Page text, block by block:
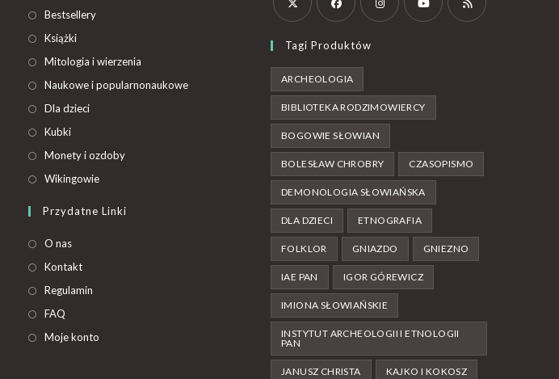
Bestsellery
Książki
Mitologia i wierzenia
Naukowe i popularnonaukowe
Dla dzieci
Kubki
Monety i ozdoby
Wikingowie
Przydatne Linki
O nas
Kontakt
Regulamin
FAQ
Moje konto
Tagi Produktów
ARCHEOLOGIA
BIBLIOTEKA RODZIMOWIERCY
BOGOWIE SŁOWIAN
BOLESŁAW CHROBRY CZASOPISMO
DEMONOLOGIA SŁOWIAŃSKA
DLA DZIECI ETNOGRAFIA
FOLKLOR GNIAZDO GNIEZNO
IAE PAN IGOR GÓREWICZ
IMIONA SŁOWIAŃSKIE
INSTYTUT ARCHEOLOGII I ETNOLOGII
PAN
JANUSZ CHRISTA KAJKO I KOKOSZ